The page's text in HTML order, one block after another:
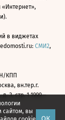
сайтом, вы
«Интернет»,
в виджетах
СМИ2,
КПП
вн.тер.г.
3, стр. 1 1999—